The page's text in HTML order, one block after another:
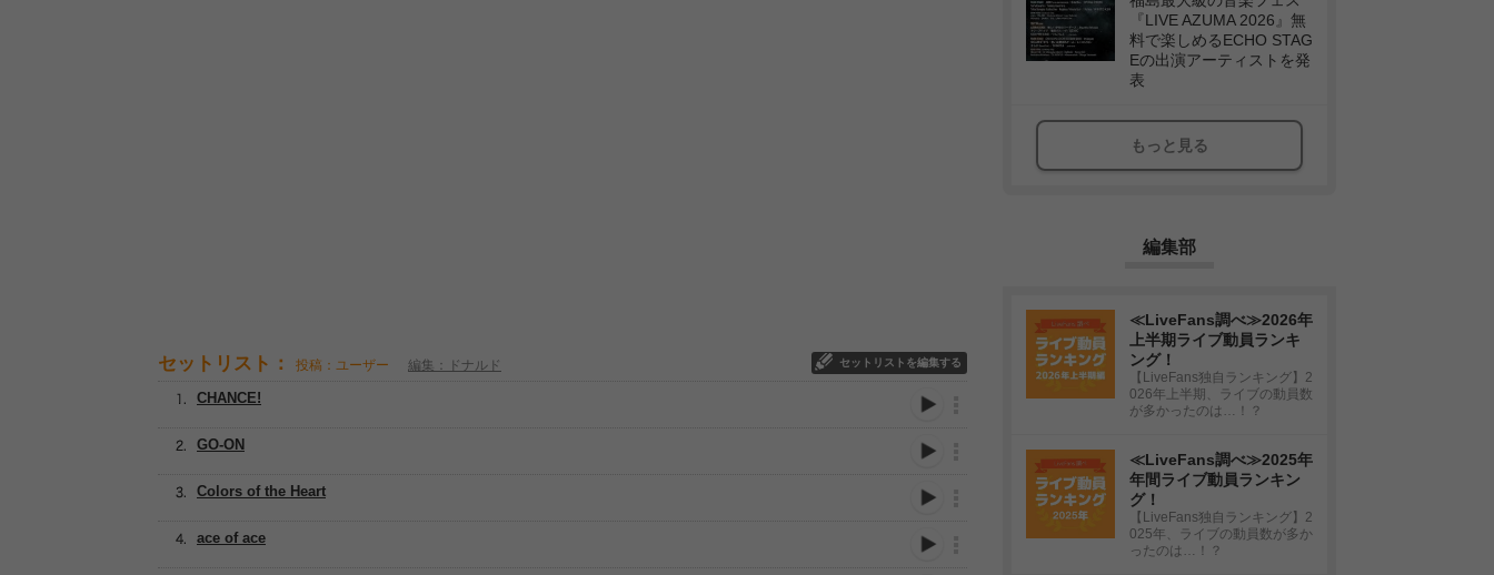
セットリスト： 投稿：ユーザー 編集：ドナルド セットリストを編集する
GO-ON
ace of ace
Colors of the Heart
CHANCE!
『LIVE AZUMA 2026』無
料で楽しめるECHO STAG
Eの出演アーティストを発
表
もっと見る
編集部
≪LiveFans調べ≫2026年
上半期ライブ動員ランキ
ング！
【LiveFans独自ランキング】2
026年上半期、ライブの動員数
が多かったのは…！？
≪LiveFans調べ≫2025年
年間ライブ動員ランキン
グ！
【LiveFans独自ランキング】2
025年、ライブの動員数が多か
ったのは…！？